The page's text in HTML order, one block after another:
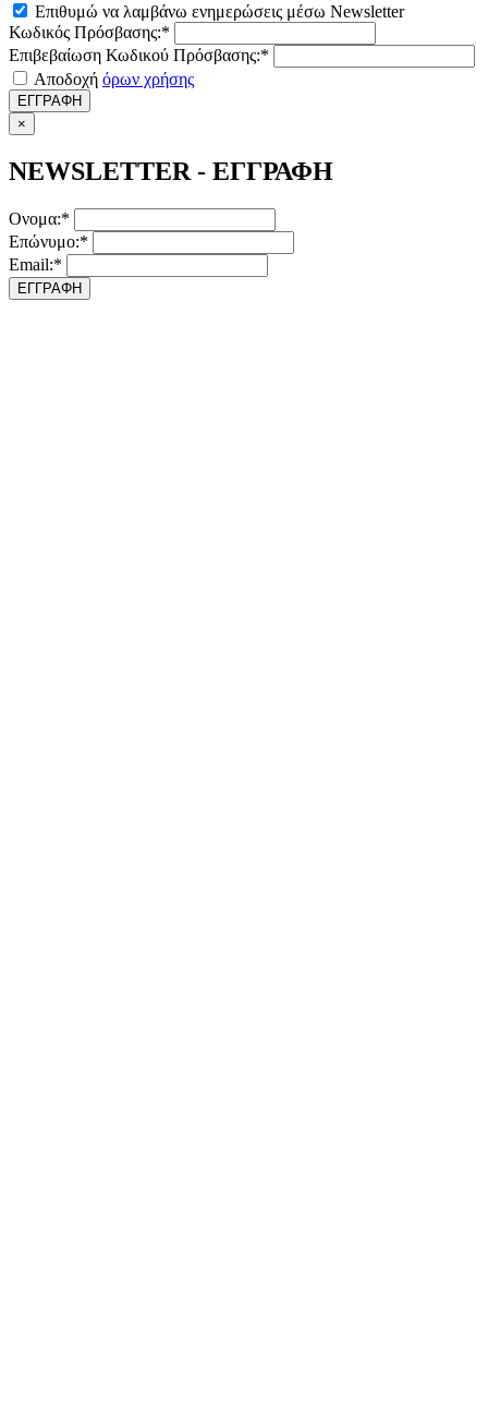
Επιθυμώ να λαμβάνω ενημερώσεις μέσω Newsletter
Κωδικός Πρόσβασης:*
Επιβεβαίωση Κωδικού Πρόσβασης:*
Αποδοχή όρων χρήσης
ΕΓΓΡΑΦΗ
×
NEWSLETTER - ΕΓΓΡΑΦΗ
Ονομα:*
Επώνυμο:*
Email:*
ΕΓΓΡΑΦΗ